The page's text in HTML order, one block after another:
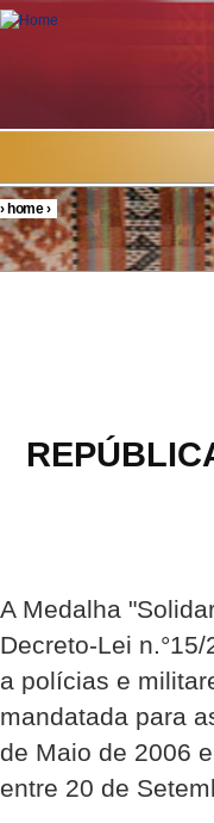
Skip to main content
You are here
›home›
A Medalha
Decreto-Lei
a polícias e
mandatada para
de Maio de 2006
entre 20 de